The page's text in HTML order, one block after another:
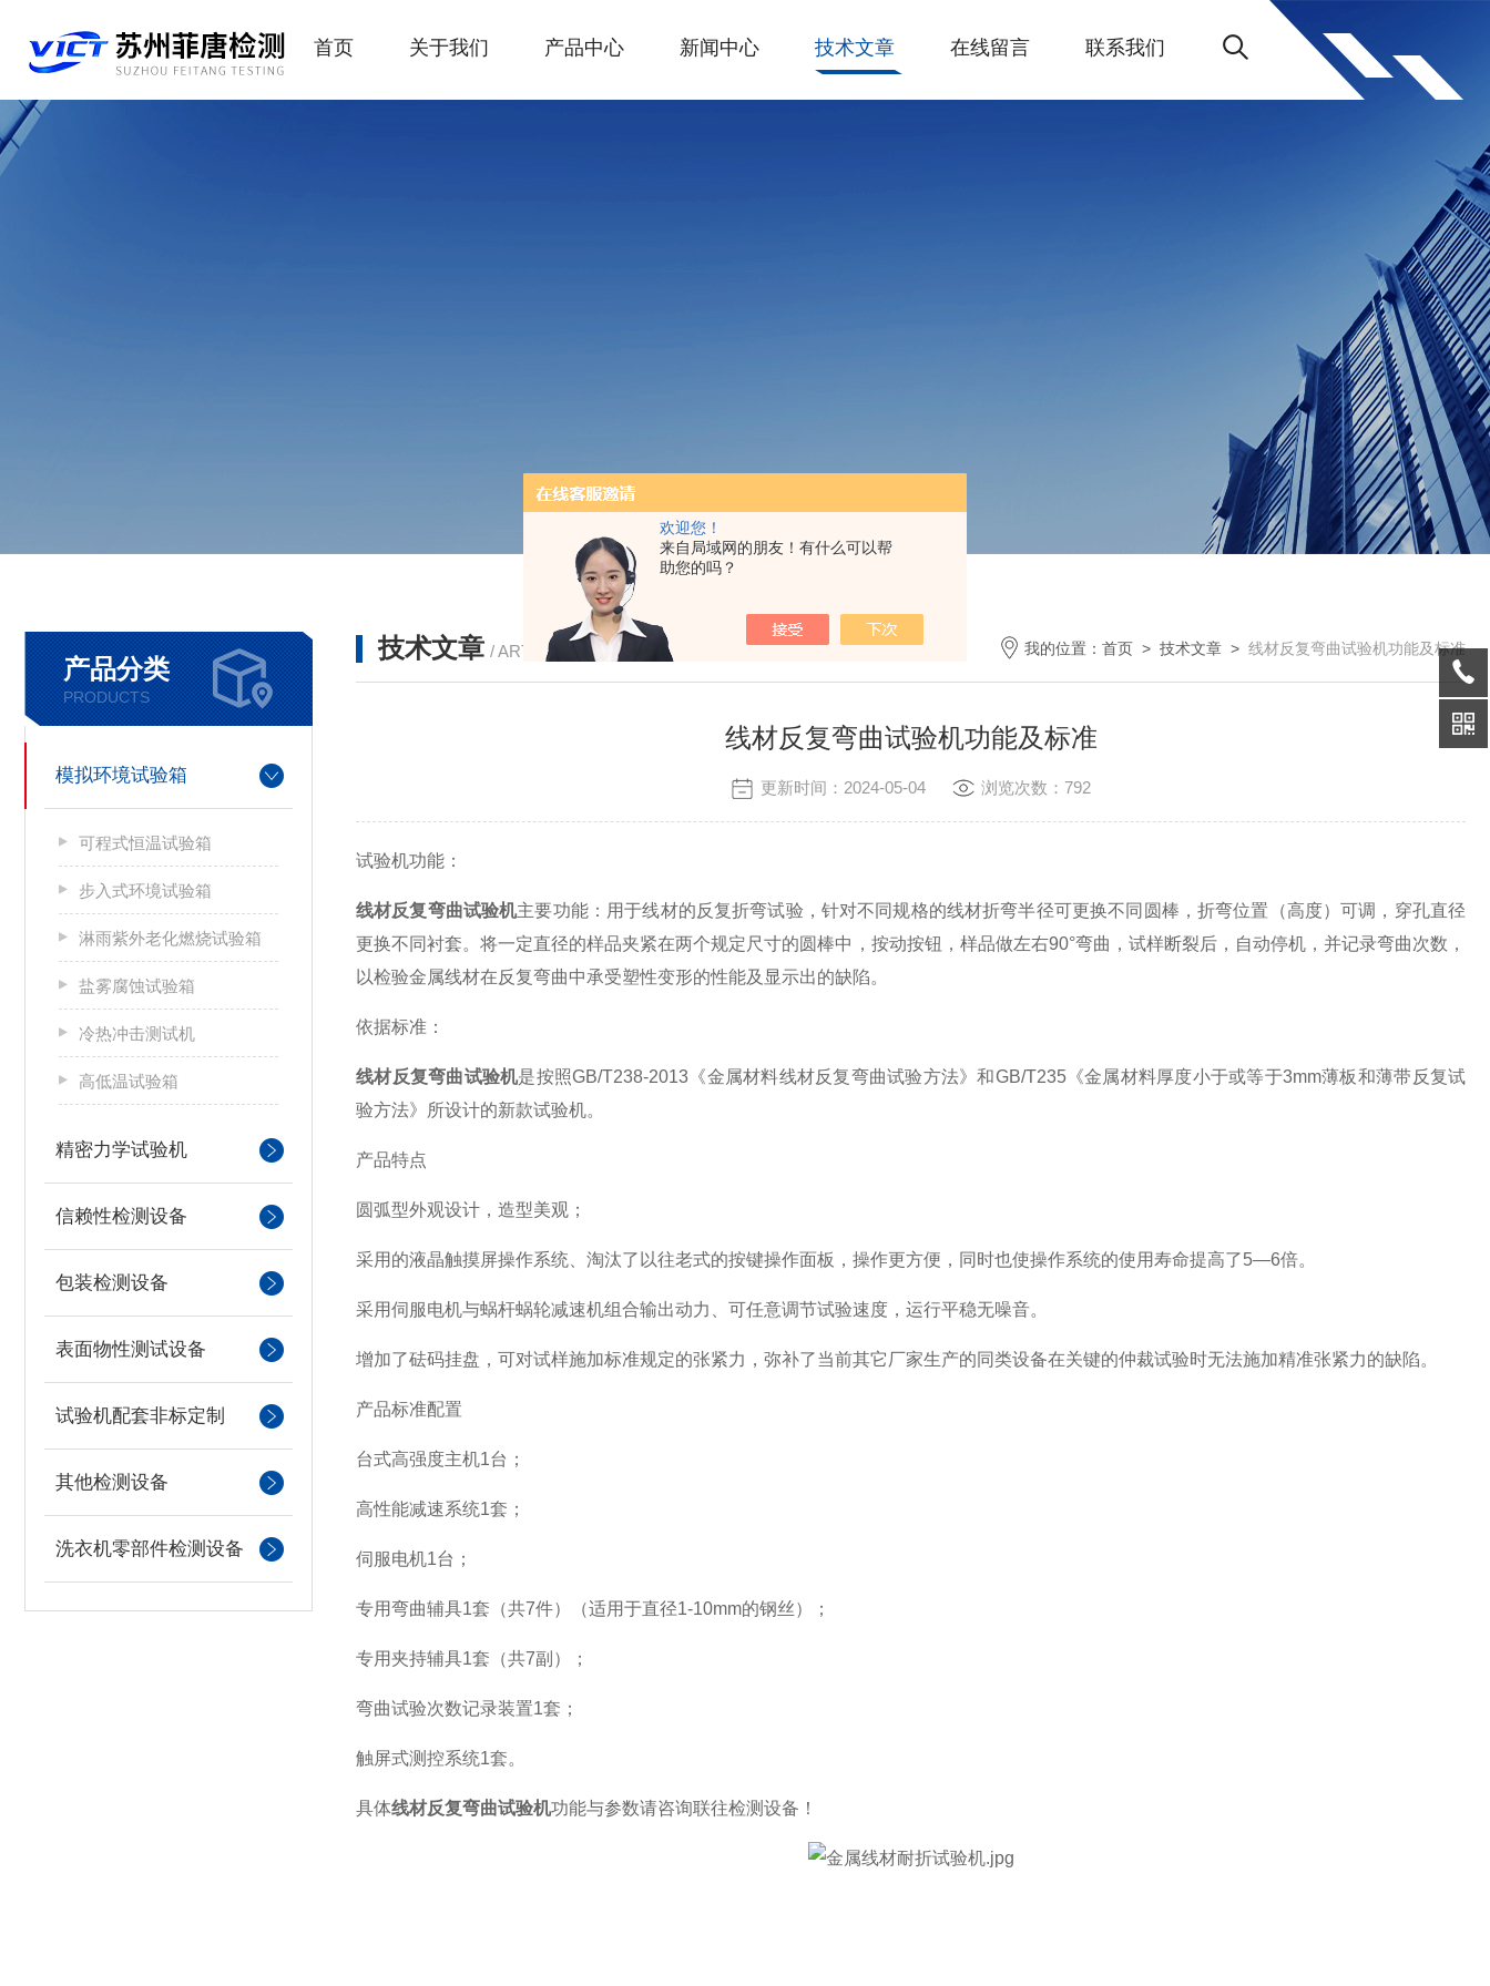
欢迎您！
来自局域网的朋友！有什么可以帮
助您的吗？
首页 关于我们 产品中心 新闻中心 技术文章 在线留言 联系我们
产品分类
PRODUCTS
模拟环境试验箱
可程式恒温试验箱
步入式环境试验箱
淋雨紫外老化燃烧试验箱
盐雾腐蚀试验箱
冷热冲击测试机
高低温试验箱
精密力学试验机
信赖性检测设备
包装检测设备
表面物性测试设备
试验机配套非标定制
其他检测设备
洗衣机零部件检测设备
技术文章 / ARTICLE 我的位置： 首页 > 技术文章 > 线材反复弯曲试验机功能及标准
线材反复弯曲试验机功能及标准
更新时间：2024-05-04 浏览次数：792
试验机功能：
线材反复弯曲试验机主要功能： 用于线材的反复折弯试验 ， 针对不同规格的线材折弯半径可更换不同圆棒，折弯位置（高度）可调，穿孔直径
更换不同衬套。将一定直径的样品夹紧在两个规定尺寸的圆棒中，按动按钮，样品做左右90°弯曲，试样断裂后，自动停机，并记录弯曲次数 ，
以检验金属线材在反复弯曲中承受塑性变形的性能及显示出的缺陷。
依据标准：
线材反复弯曲试验机是按照GB/T238-2013 《金属材料线材反复弯曲试验方法》和GB/T235《金属材料厚度小于或等于3mm薄板和薄带反复试
验方法》所设计的新款试验机。
产品特点
圆弧型外观设计，造型美观；
采用的液晶触摸屏操作系统、淘汰了以往老式的按键操作面板，操作更方便，同时也使操作系统的使用寿命提高了5—6倍。
采用伺服电机与蜗杆蜗轮减速机组合输出动力、可任意调节试验速度，运行平稳无噪音。
增加了砝码挂盘，可对试样施加标准规定的张紧力，弥补了当前其它厂家生产的同类设备在关键的仲裁试验时无法施加精准张紧力的缺陷。
产品标准配置
台式高强度主机1台；
高性能减速系统1套；
伺服电机1台；
专用弯曲辅具1套（共7件）（适用于直径1-10mm的钢丝）；
专用夹持辅具1套（共7副）；
弯曲试验次数记录装置1套；
触屏式测控系统1套。
具体线材反复弯曲试验机功能与参数请咨询联往检测设备！